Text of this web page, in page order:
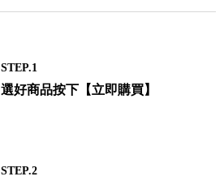
STEP.1
選好商品按下【立即購買】
STEP.2